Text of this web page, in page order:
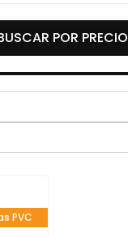
POR PRECIO
PVC